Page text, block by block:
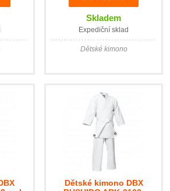
Skladem
Expediční sklad
Dětské kimono
Dětské kimono DBX